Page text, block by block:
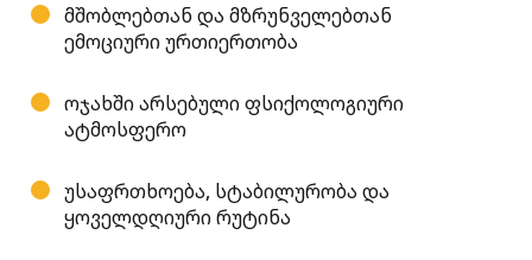
მშობლებთან და მზრუნველებთან
ემოციური ურთიერთობა
ოჯახში არსებული ფსიქოლოგიური
ატმოსფერო
უსაფრთხოება, სტაბილურობა და
ყოველდღიური რუტინა